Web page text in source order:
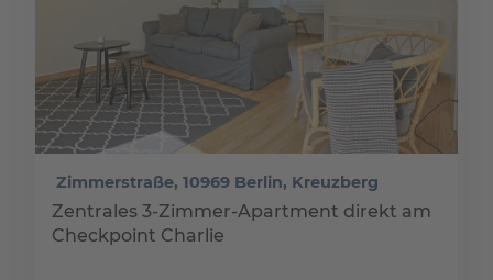
Zimmerstraße, 10969 Berlin, Kreuzberg
Zentrales 3-Zimmer-Apartment direkt am
Checkpoint Charlie